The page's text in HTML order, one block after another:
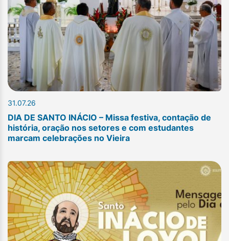
31.07.26
DIA DE SANTO INÁCIO – Missa festiva, contação de
história, oração nos setores e com estudantes
marcam celebrações no Vieira